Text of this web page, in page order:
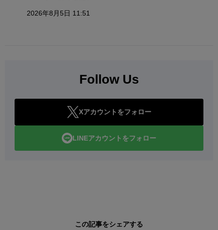
2026年8月5日 11:51
Follow Us
Xアカウントをフォロー
LINEアカウントをフォロー
この記事をシェアする